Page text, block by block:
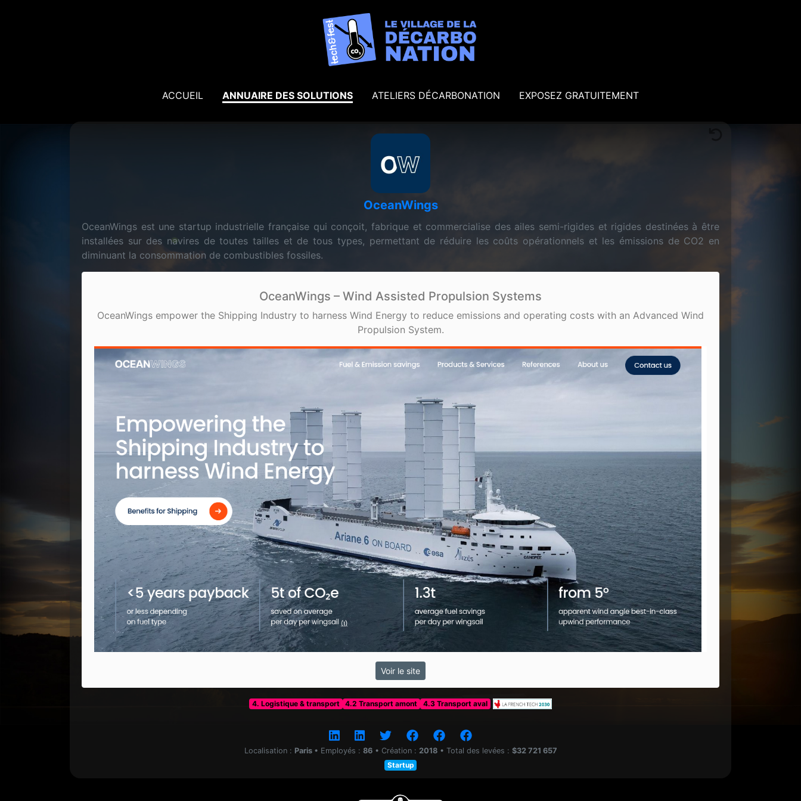
ACCUEIL ANNUAIRE DES SOLUTIONS ATELIERS DÉCARBONATION EXPOSEZ GRATUITEMENT
OceanWings
OceanWings est une startup industrielle française qui conçoit, fabrique et commercialise des ailes semi-rigides et rigides destinées à être
installées sur des navires de toutes tailles et de tous types, permettant de réduire les coûts opérationnels et les émissions de CO2 en
diminuant la consommation de combustibles fossiles.
OceanWings – Wind Assisted Propulsion Systems
OceanWings empower the Shipping Industry to harness Wind Energy to reduce emissions and operating costs with an Advanced Wind
Propulsion System.
Voir le site
4. Logistique & transport 4.2 Transport amont 4.3 Transport aval
Localisation : Paris • Employés : 86 • Création : 2018 • Total des levées : $32 721 657
Startup